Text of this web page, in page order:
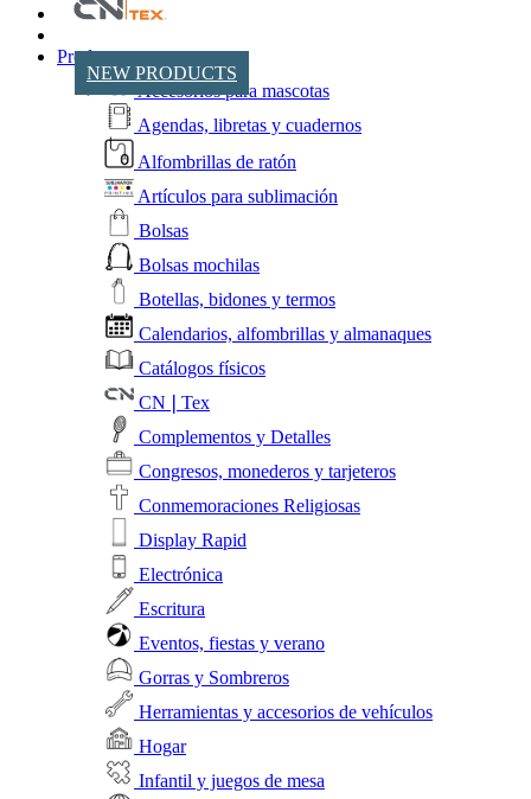
NEW PRODUCTS
Productos
Accesorios para mascotas
Agendas, libretas y cuadernos
Alfombrillas de ratón
Artículos para sublimación
Bolsas
Bolsas mochilas
Botellas, bidones y termos
Calendarios, alfombrillas y almanaques
Catálogos físicos
CN❘Tex
Complementos y Detalles
Congresos, monederos y tarjeteros
Conmemoraciones Religiosas
Display Rapid
Electrónica
Escritura
Eventos, fiestas y verano
Gorras y Sombreros
Herramientas y accesorios de vehículos
Hogar
Infantil y juegos de mesa